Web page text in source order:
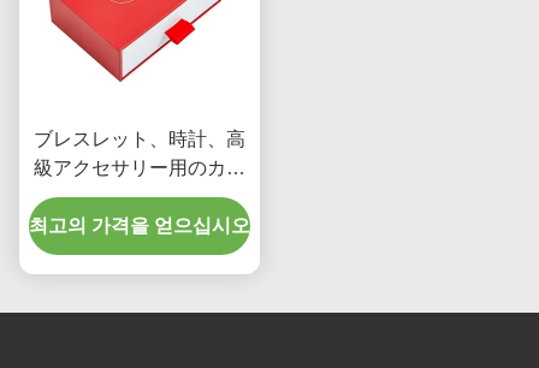
ブレスレット、時計、高
級アクセサリー用のカス
タム引き出し式ジュエリ
ーボックス、ハイエンド
紙ボードパッケージ
최고의 가격을 얻으십시오